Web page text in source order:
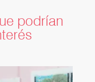
podrían